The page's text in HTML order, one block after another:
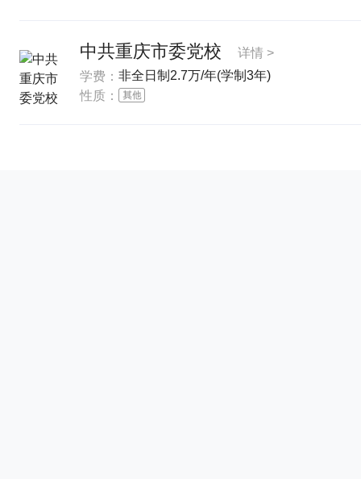
中共重庆市委党校
详情 >
学费： 非全日制2.7万/年(学制3年)
性质：